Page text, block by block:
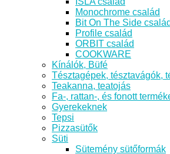
Monochrome család
Bit On The Side család
Profile család
ORBIT család
COOKWARE
Kínálók, Büfé
Tésztagépek, tésztavágók,
Teakanna, teatojás
Fa-, rattan-, és fonott
Gyerekeknek
Tepsi
Pizzasütők
Süti
Sütemény sütőformák